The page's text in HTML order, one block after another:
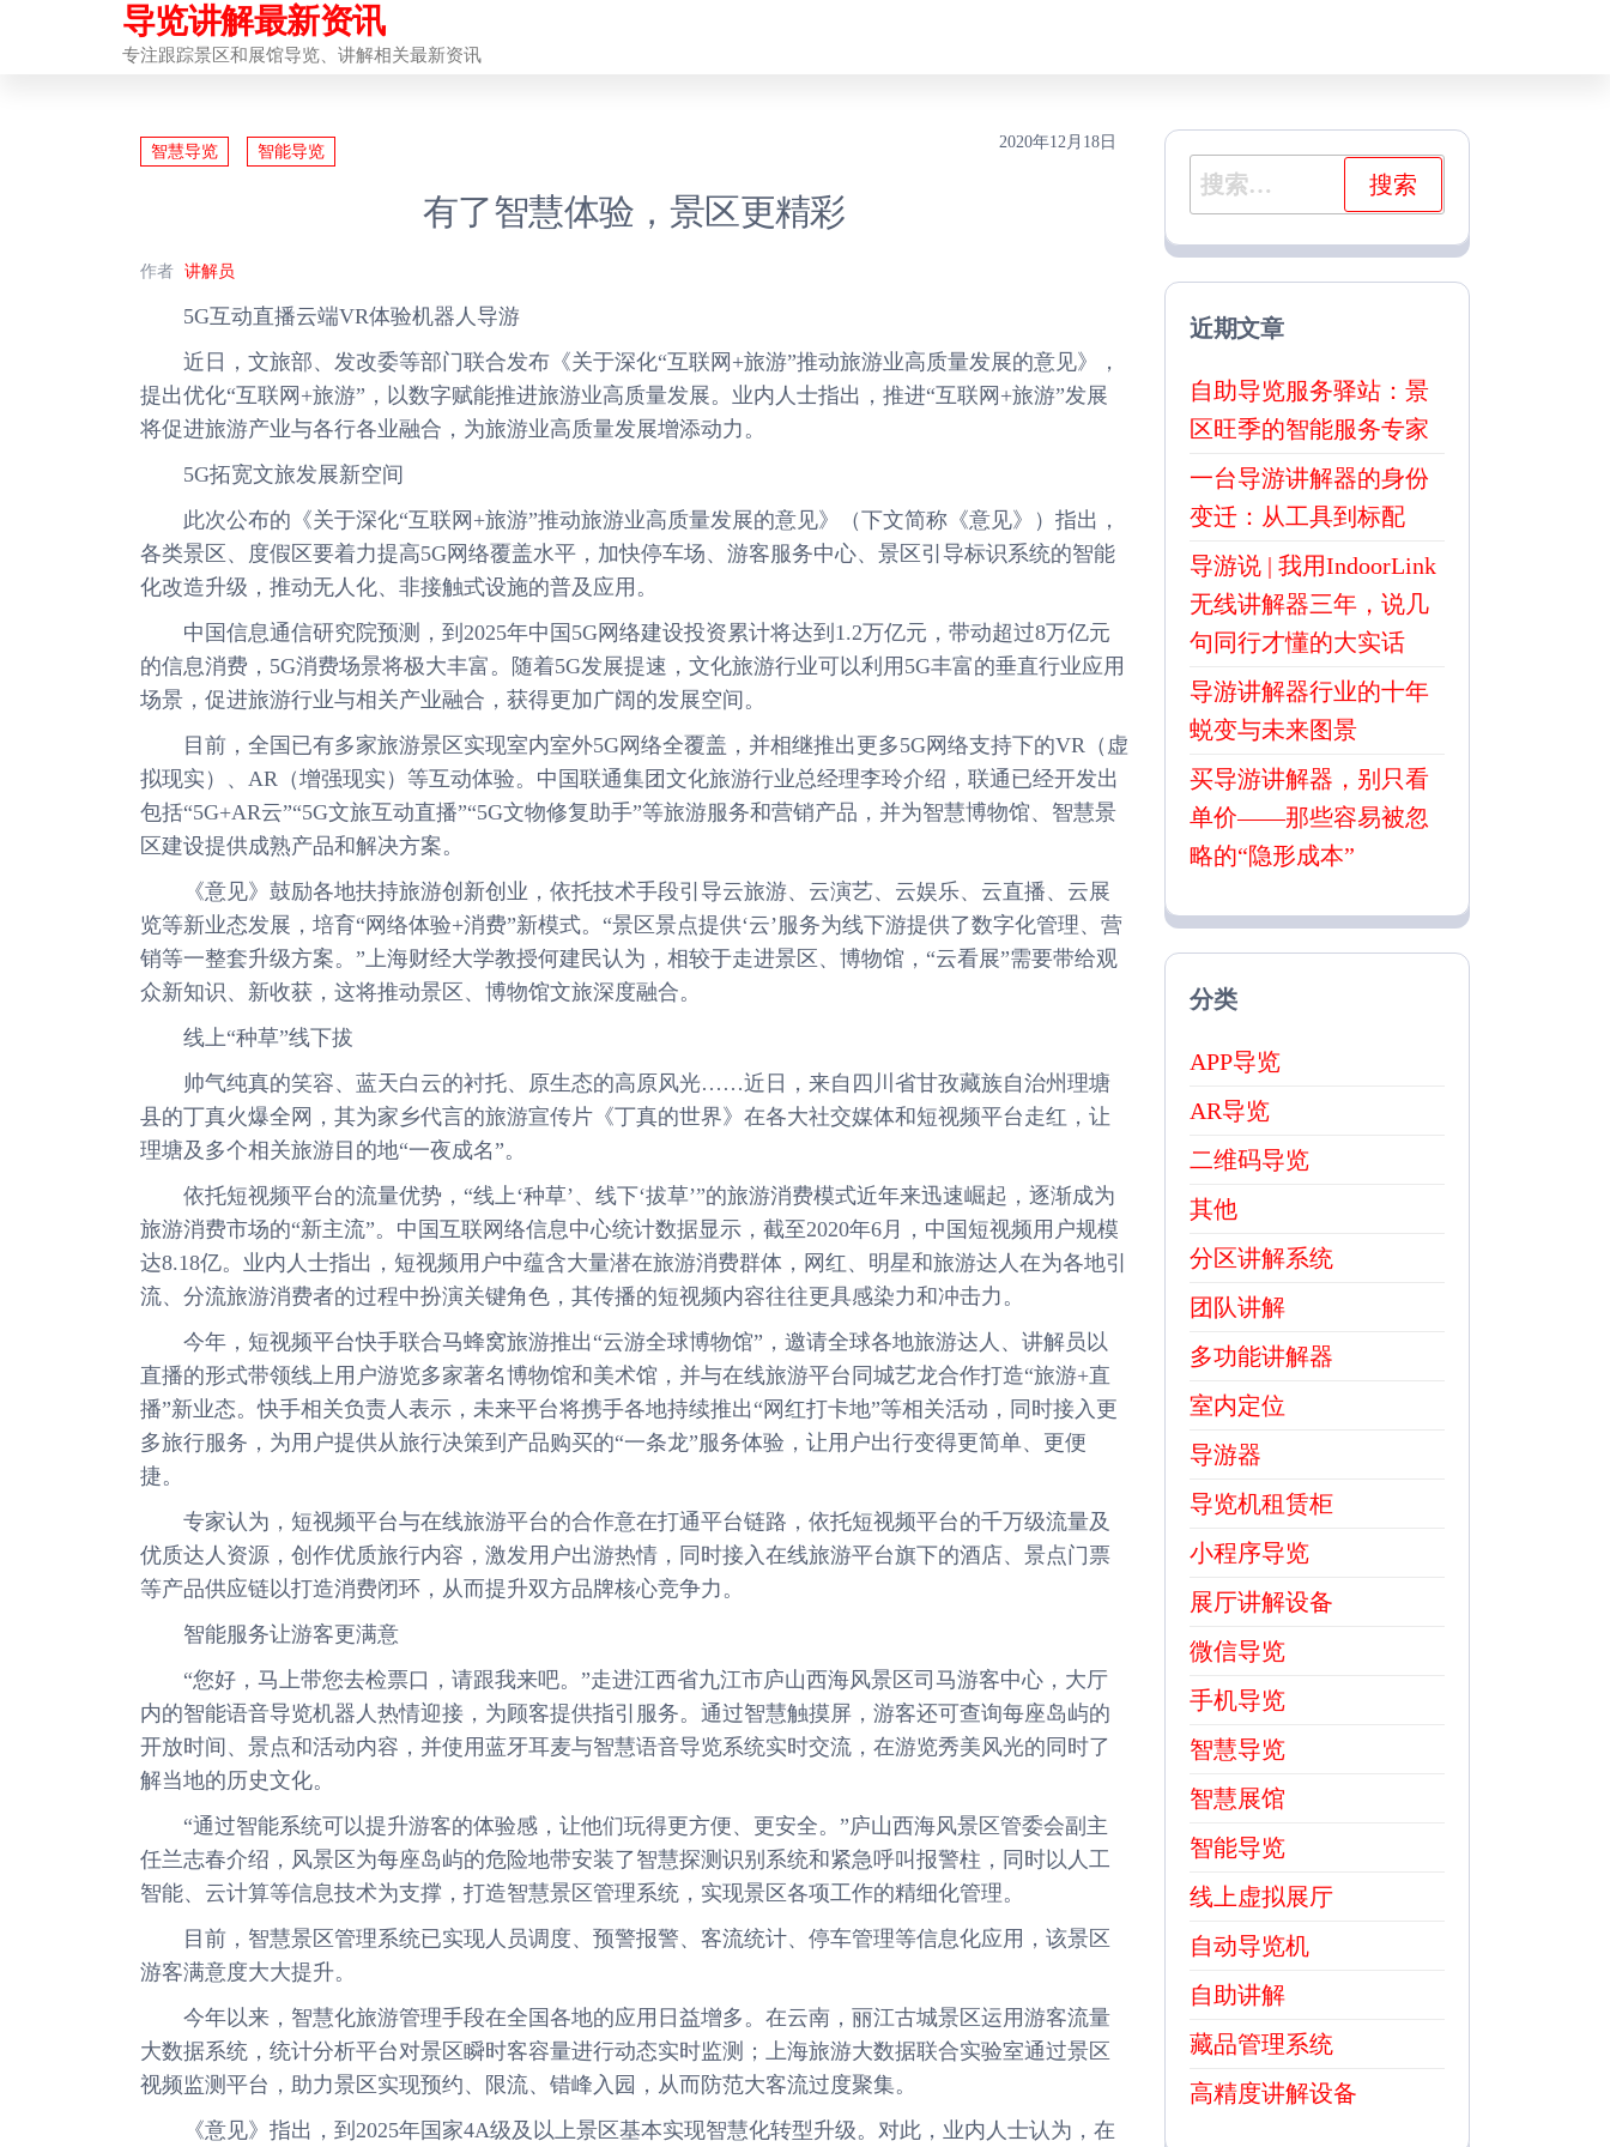
导览讲解最新资讯
专注跟踪景区和展馆导览、讲解相关最新资讯
智慧导览 智能导览
2020年12月18日
有了智慧体验，景区更精彩
作者 讲解员
5G互动直播云端VR体验机器人导游
近日，文旅部、发改委等部门联合发布《关于深化“互联网+旅游”推动旅游业高质量发展的意见》，
提出优化“互联网+旅游”，以数字赋能推进旅游业高质量发展。业内人士指出，推进“互联网+旅游”发展
将促进旅游产业与各行各业融合，为旅游业高质量发展增添动力。
5G拓宽文旅发展新空间
此次公布的《关于深化“互联网+旅游”推动旅游业高质量发展的意见》（下文简称《意见》）指出，
各类景区、度假区要着力提高5G网络覆盖水平，加快停车场、游客服务中心、景区引导标识系统的智能
化改造升级，推动无人化、非接触式设施的普及应用。
中国信息通信研究院预测，到2025年中国5G网络建设投资累计将达到1.2万亿元，带动超过8万亿元
的信息消费，5G消费场景将极大丰富。随着5G发展提速，文化旅游行业可以利用5G丰富的垂直行业应用
场景，促进旅游行业与相关产业融合，获得更加广阔的发展空间。
目前，全国已有多家旅游景区实现室内室外5G网络全覆盖，并相继推出更多5G网络支持下的VR（虚
拟现实）、AR（增强现实）等互动体验。中国联通集团文化旅游行业总经理李玲介绍，联通已经开发出
包括“5G+AR云”“5G文旅互动直播”“5G文物修复助手”等旅游服务和营销产品，并为智慧博物馆、智慧景
区建设提供成熟产品和解决方案。
《意见》鼓励各地扶持旅游创新创业，依托技术手段引导云旅游、云演艺、云娱乐、云直播、云展
览等新业态发展，培育“网络体验+消费”新模式。“景区景点提供‘云’服务为线下游提供了数字化管理、营
销等一整套升级方案。”上海财经大学教授何建民认为，相较于走进景区、博物馆，“云看展”需要带给观
众新知识、新收获，这将推动景区、博物馆文旅深度融合。
线上“种草”线下拔
帅气纯真的笑容、蓝天白云的衬托、原生态的高原风光……近日，来自四川省甘孜藏族自治州理塘
县的丁真火爆全网，其为家乡代言的旅游宣传片《丁真的世界》在各大社交媒体和短视频平台走红，让
理塘及多个相关旅游目的地“一夜成名”。
依托短视频平台的流量优势，“线上‘种草’、线下‘拔草’”的旅游消费模式近年来迅速崛起，逐渐成为
旅游消费市场的“新主流”。中国互联网络信息中心统计数据显示，截至2020年6月，中国短视频用户规模
达8.18亿。业内人士指出，短视频用户中蕴含大量潜在旅游消费群体，网红、明星和旅游达人在为各地引
流、分流旅游消费者的过程中扮演关键角色，其传播的短视频内容往往更具感染力和冲击力。
今年，短视频平台快手联合马蜂窝旅游推出“云游全球博物馆”，邀请全球各地旅游达人、讲解员以
直播的形式带领线上用户游览多家著名博物馆和美术馆，并与在线旅游平台同城艺龙合作打造“旅游+直
播”新业态。快手相关负责人表示，未来平台将携手各地持续推出“网红打卡地”等相关活动，同时接入更
多旅行服务，为用户提供从旅行决策到产品购买的“一条龙”服务体验，让用户出行变得更简单、更便
捷。
专家认为，短视频平台与在线旅游平台的合作意在打通平台链路，依托短视频平台的千万级流量及
优质达人资源，创作优质旅行内容，激发用户出游热情，同时接入在线旅游平台旗下的酒店、景点门票
等产品供应链以打造消费闭环，从而提升双方品牌核心竞争力。
智能服务让游客更满意
“您好，马上带您去检票口，请跟我来吧。”走进江西省九江市庐山西海风景区司马游客中心，大厅
内的智能语音导览机器人热情迎接，为顾客提供指引服务。通过智慧触摸屏，游客还可查询每座岛屿的
开放时间、景点和活动内容，并使用蓝牙耳麦与智慧语音导览系统实时交流，在游览秀美风光的同时了
解当地的历史文化。
“通过智能系统可以提升游客的体验感，让他们玩得更方便、更安全。”庐山西海风景区管委会副主
任兰志春介绍，风景区为每座岛屿的危险地带安装了智慧探测识别系统和紧急呼叫报警柱，同时以人工
智能、云计算等信息技术为支撑，打造智慧景区管理系统，实现景区各项工作的精细化管理。
目前，智慧景区管理系统已实现人员调度、预警报警、客流统计、停车管理等信息化应用，该景区
游客满意度大大提升。
今年以来，智慧化旅游管理手段在全国各地的应用日益增多。在云南，丽江古城景区运用游客流量
大数据系统，统计分析平台对景区瞬时客容量进行动态实时监测；上海旅游大数据联合实验室通过景区
视频监测平台，助力景区实现预约、限流、错峰入园，从而防范大客流过度聚集。
《意见》指出，到2025年国家4A级及以上景区基本实现智慧化转型升级。对此，业内人士认为，在
搜
索：
近期文章
自助导览服务驿站：景
区旺季的智能服务专家
一台导游讲解器的身份
变迁：从工具到标配
导游说 | 我用IndoorLink
无线讲解器三年，说几
句同行才懂的大实话
导游讲解器行业的十年
蜕变与未来图景
买导游讲解器，别只看
单价——那些容易被忽
略的“隐形成本”
分类
APP导览
AR导览
二维码导览
其他
分区讲解系统
团队讲解
多功能讲解器
室内定位
导游器
导览机租赁柜
小程序导览
展厅讲解设备
微信导览
手机导览
智慧导览
智慧展馆
智能导览
线上虚拟展厅
自动导览机
自助讲解
藏品管理系统
高精度讲解设备